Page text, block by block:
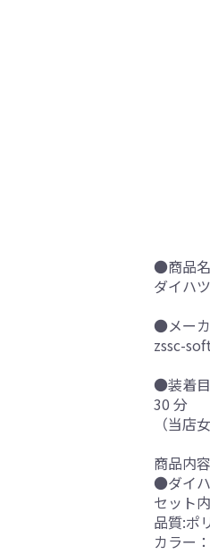
●商品名
ダイハ
●メー
zssc-
●装着
30 分
（当店
商品内容
●ダイハ
セット
品質:ポ
カラー